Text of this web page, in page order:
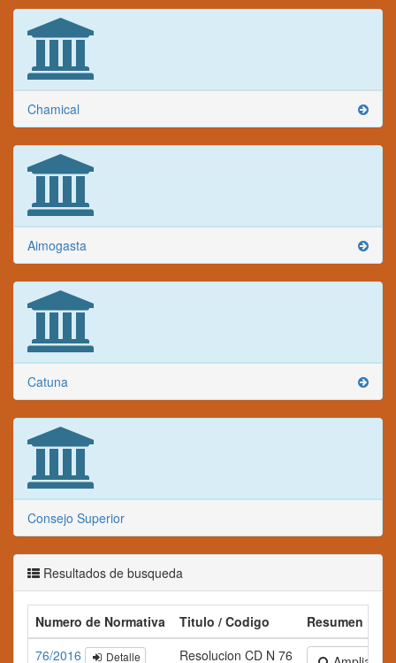
Chamical
Aimogasta
Catuna
Consejo Superior
Resultados de busqueda
Numero de Normativa Titulo / Codigo
Resumen
76/2016
Detalle Resolucion CD N 76